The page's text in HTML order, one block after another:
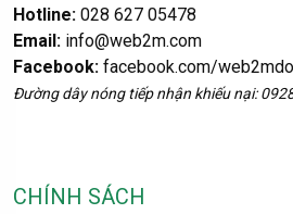
Hotline: 028 627 05478
Email: info@web2m.com
Facebook: facebook.com/
Đường dây nóng tiếp nhận khiếu nại:
CHÍNH SÁCH